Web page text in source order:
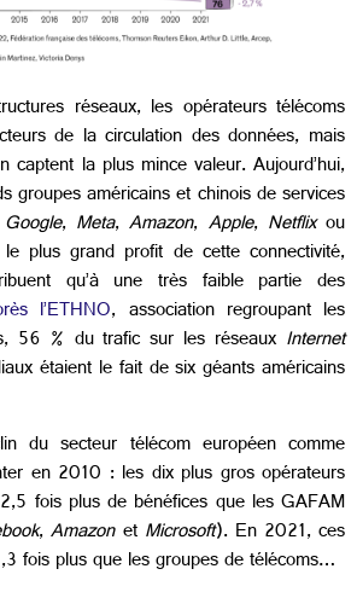
réseaux, les opérateurs télécoms
de la circulation des données, mais
captent la plus mince valeur. Aujourd’hui,
groupes américains et chinois de services
Google, Meta,Amazon, Apple, Netflixou
plus grand profit de cette connectivité,
qu’à une très faible partie des
l’ETHNO, association regroupant les
56 % du trafic sur les réseaux Internet
étaient le fait de six géants américains
du secteur télécom européen comme
en 2010 : les dix plus gros opérateurs
fois plus de bénéfices que les GAFAM
,Amazonet Microsoft). En 2021, ces
fois plus que les groupes de télécoms…